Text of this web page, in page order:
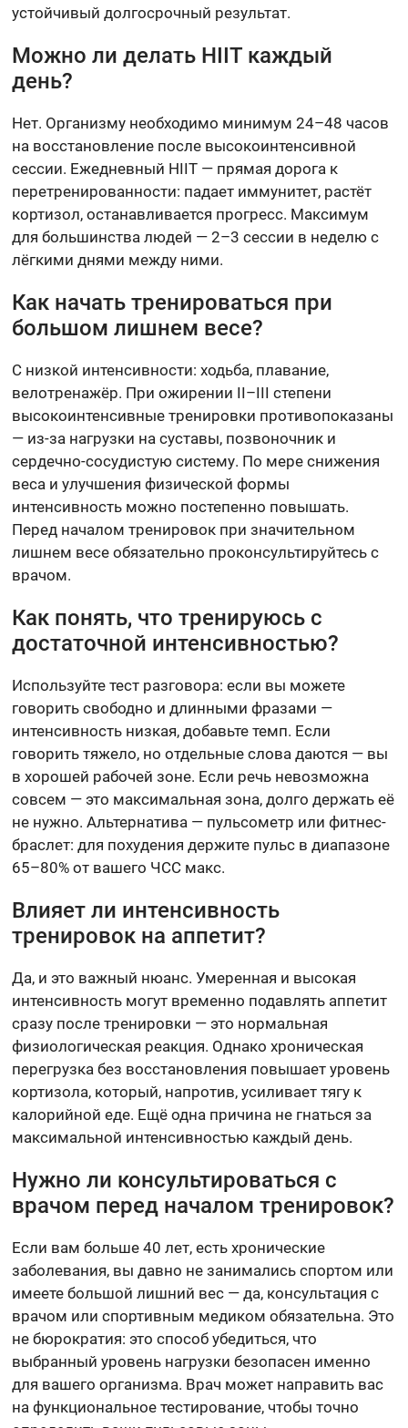
устойчивый долгосрочный результат.
Можно ли делать HIIT каждый
день?
Нет. Организму необходимо минимум 24–48 часов
на восстановление после высокоинтенсивной
сессии. Ежедневный HIIT — прямая дорога к
перетренированности: падает иммунитет, растёт
кортизол, останавливается прогресс. Максимум
для большинства людей — 2–3 сессии в неделю с
лёгкими днями между ними.
Как начать тренироваться при
большом лишнем весе?
С низкой интенсивности: ходьба, плавание,
велотренажёр. При ожирении II–III степени
высокоинтенсивные тренировки противопоказаны
— из-за нагрузки на суставы, позвоночник и
сердечно-сосудистую систему. По мере снижения
веса и улучшения физической формы
интенсивность можно постепенно повышать.
Перед началом тренировок при значительном
лишнем весе обязательно проконсультируйтесь с
врачом.
Как понять, что тренируюсь с
достаточной интенсивностью?
Используйте тест разговора: если вы можете
говорить свободно и длинными фразами —
интенсивность низкая, добавьте темп. Если
говорить тяжело, но отдельные слова даются — вы
в хорошей рабочей зоне. Если речь невозможна
совсем — это максимальная зона, долго держать её
не нужно. Альтернатива — пульсометр или фитнес-
браслет: для похудения держите пульс в диапазоне
65–80% от вашего ЧСС макс.
Влияет ли интенсивность
тренировок на аппетит?
Да, и это важный нюанс. Умеренная и высокая
интенсивность могут временно подавлять аппетит
сразу после тренировки — это нормальная
физиологическая реакция. Однако хроническая
перегрузка без восстановления повышает уровень
кортизола, который, напротив, усиливает тягу к
калорийной еде. Ещё одна причина не гнаться за
максимальной интенсивностью каждый день.
Нужно ли консультироваться с
врачом перед началом тренировок?
Если вам больше 40 лет, есть хронические
заболевания, вы давно не занимались спортом или
имеете большой лишний вес — да, консультация с
врачом или спортивным медиком обязательна. Это
не бюрократия: это способ убедиться, что
выбранный уровень нагрузки безопасен именно
для вашего организма. Врач может направить вас
на функциональное тестирование, чтобы точно